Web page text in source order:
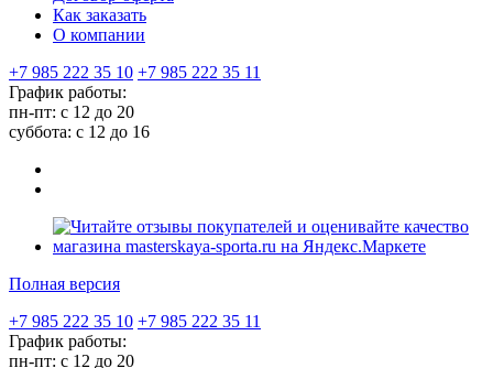
Как заказать
О компании
+7 985 222 35 10 +7 985 222 35 11
График работы:
пн-пт: с 12 до 20
суббота: c 12 до 16
Полная версия
+7 985 222 35 10 +7 985 222 35 11
График работы:
пн-пт: с 12 до 20